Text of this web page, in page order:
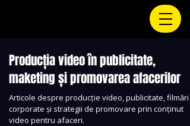
Producția video în publicitate,
maketing și promovarea afacerilor
Articole despre producție video, publicitate, filmări
corporate și strategii de promovare prin conținut
video pentru afaceri.